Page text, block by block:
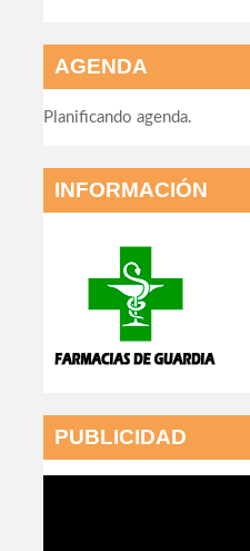
AGENDA
Planificando agenda.
INFORMACIÓN
PUBLICIDAD